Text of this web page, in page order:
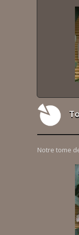
Notre tome